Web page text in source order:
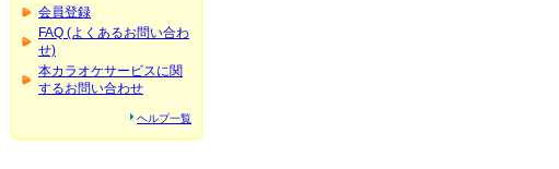
会員登録
FAQ (よくあるお問い合わ
せ)
本カラオケサービスに関
するお問い合わせ
ヘルプ一覧